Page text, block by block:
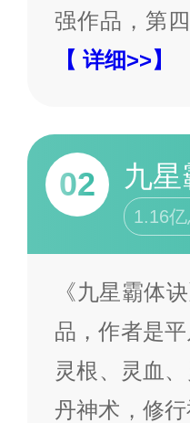
强作品，第
【 详细>>】
02 九
1.16
《九星霸体
品，作者是
灵根、灵血
丹神术，修